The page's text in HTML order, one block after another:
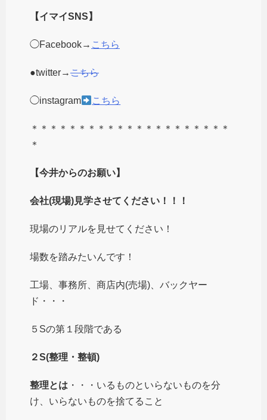
【イマイSNS】
◯Facebook→ こちら
●twitter→こちら
◯instagram こちら
＊＊＊＊＊＊＊＊＊＊＊＊＊＊＊＊＊＊＊＊＊
＊
【今井からのお願い】
会社(現場)見学させてください！！！
現場のリアルを見せてください！
場数を踏みたいんです！
工場、事務所、商店内(売場)、バックヤー
ド・・・
５Sの第１段階である
２S(整理・整頓)
整理とは ・・・いるものといらないものを分
け、いらないものを捨てること